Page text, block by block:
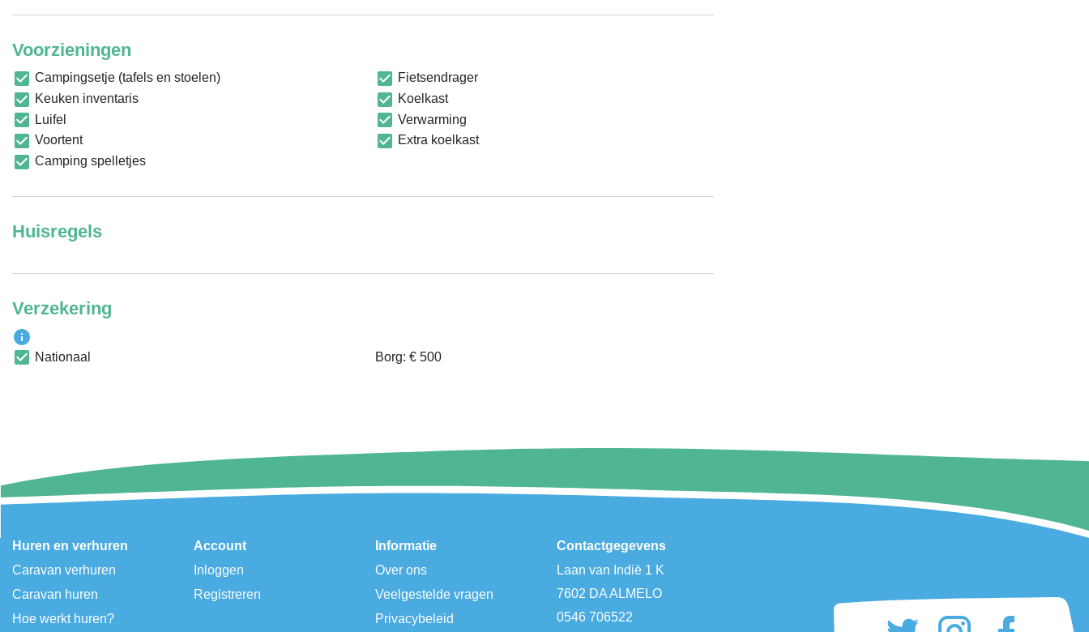
Voorzieningen
Campingsetje (tafels en stoelen)
Fietsendrager
Keuken inventaris
Koelkast
Luifel
Verwarming
Voortent
Extra koelkast
Camping spelletjes
Huisregels
Verzekering
Nationaal Borg: € 500
Huren en verhuren
Caravan verhuren
Caravan huren
Hoe werkt huren?
Account
Inloggen
Registreren
Informatie
Over ons
Veelgestelde vragen
Privacybeleid
Contactgegevens
Laan van Indië 1 K
7602 DA ALMELO
0546 706522